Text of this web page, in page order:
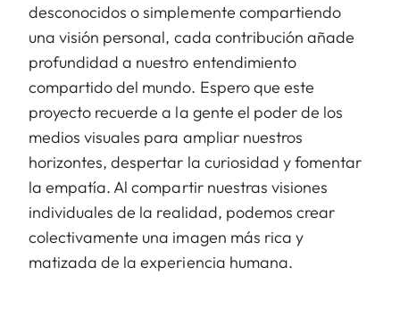
desconocidos o simplemente compartiendo
una visión personal, cada contribución añade
profundidad a nuestro entendimiento
compartido del mundo. Espero que este
proyecto recuerde a la gente el poder de los
medios visuales para ampliar nuestros
horizontes, despertar la curiosidad y fomentar
la empatía. Al compartir nuestras visiones
individuales de la realidad, podemos crear
colectivamente una imagen más rica y
matizada de la experiencia humana.